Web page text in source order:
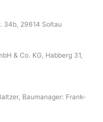
34b, 29614 Soltau
& Co. KG, Habberg 31,
Baumanager: Frank-